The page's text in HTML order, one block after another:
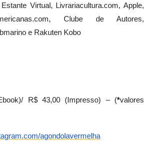
Virtual, Livrariacultura.com, Apple,
Clube de Autores,
e Rakuten Kobo
R$ 43,00 (Impresso) – (*valores
agondolavermelha